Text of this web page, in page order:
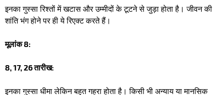
इनका गुस्सा रिश्तों में खटास और उम्मीदों के टूटने से जुड़ा होता है। जीवन की
शांति भंग होने पर ही ये रिएक्ट करते हैं।
मूलांक 8:
8, 17, 26 तारीख:
इनका गुस्सा धीमा लेकिन बहुत गहरा होता है। किसी भी अन्याय या मानसिक